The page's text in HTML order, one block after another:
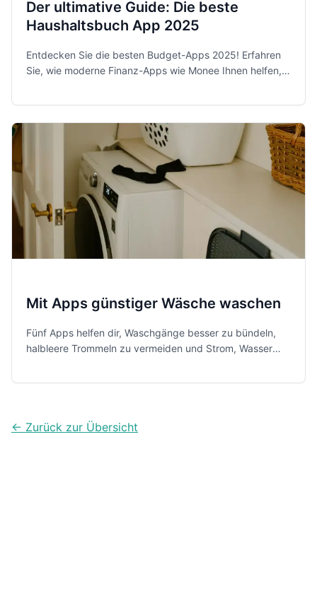
Der ultimative Guide: Die beste
Haushaltsbuch App 2025
Entdecken Sie die besten Budget-Apps 2025! Erfahren
Sie, wie moderne Finanz-Apps wie Monee Ihnen helfen,
Mit Apps günstiger Wäsche waschen
Fünf Apps helfen dir, Waschgänge besser zu bündeln,
halbleere Trommeln zu vermeiden und Strom, Wasser
← Zurück zur Übersicht